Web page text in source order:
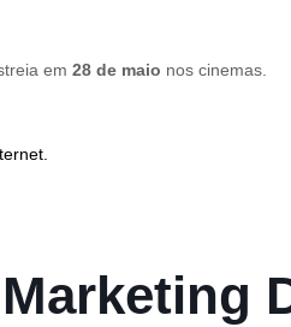
em 28 de maio nos cinemas.